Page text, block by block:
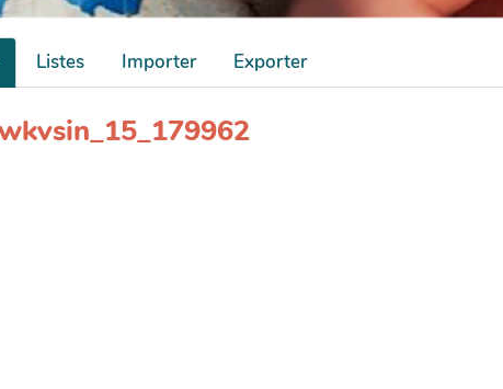
Listes Importer Exporter